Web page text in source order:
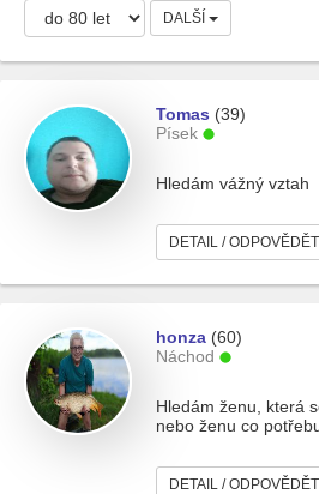
DALŠÍ
Tomas (39)
Písek
Hledám vážný vztah
DETAIL / ODPOVĚDĚT
honza (60)
Náchod
Hledám ženu, která
nebo ženu co
DETAIL / ODPOVĚDĚT